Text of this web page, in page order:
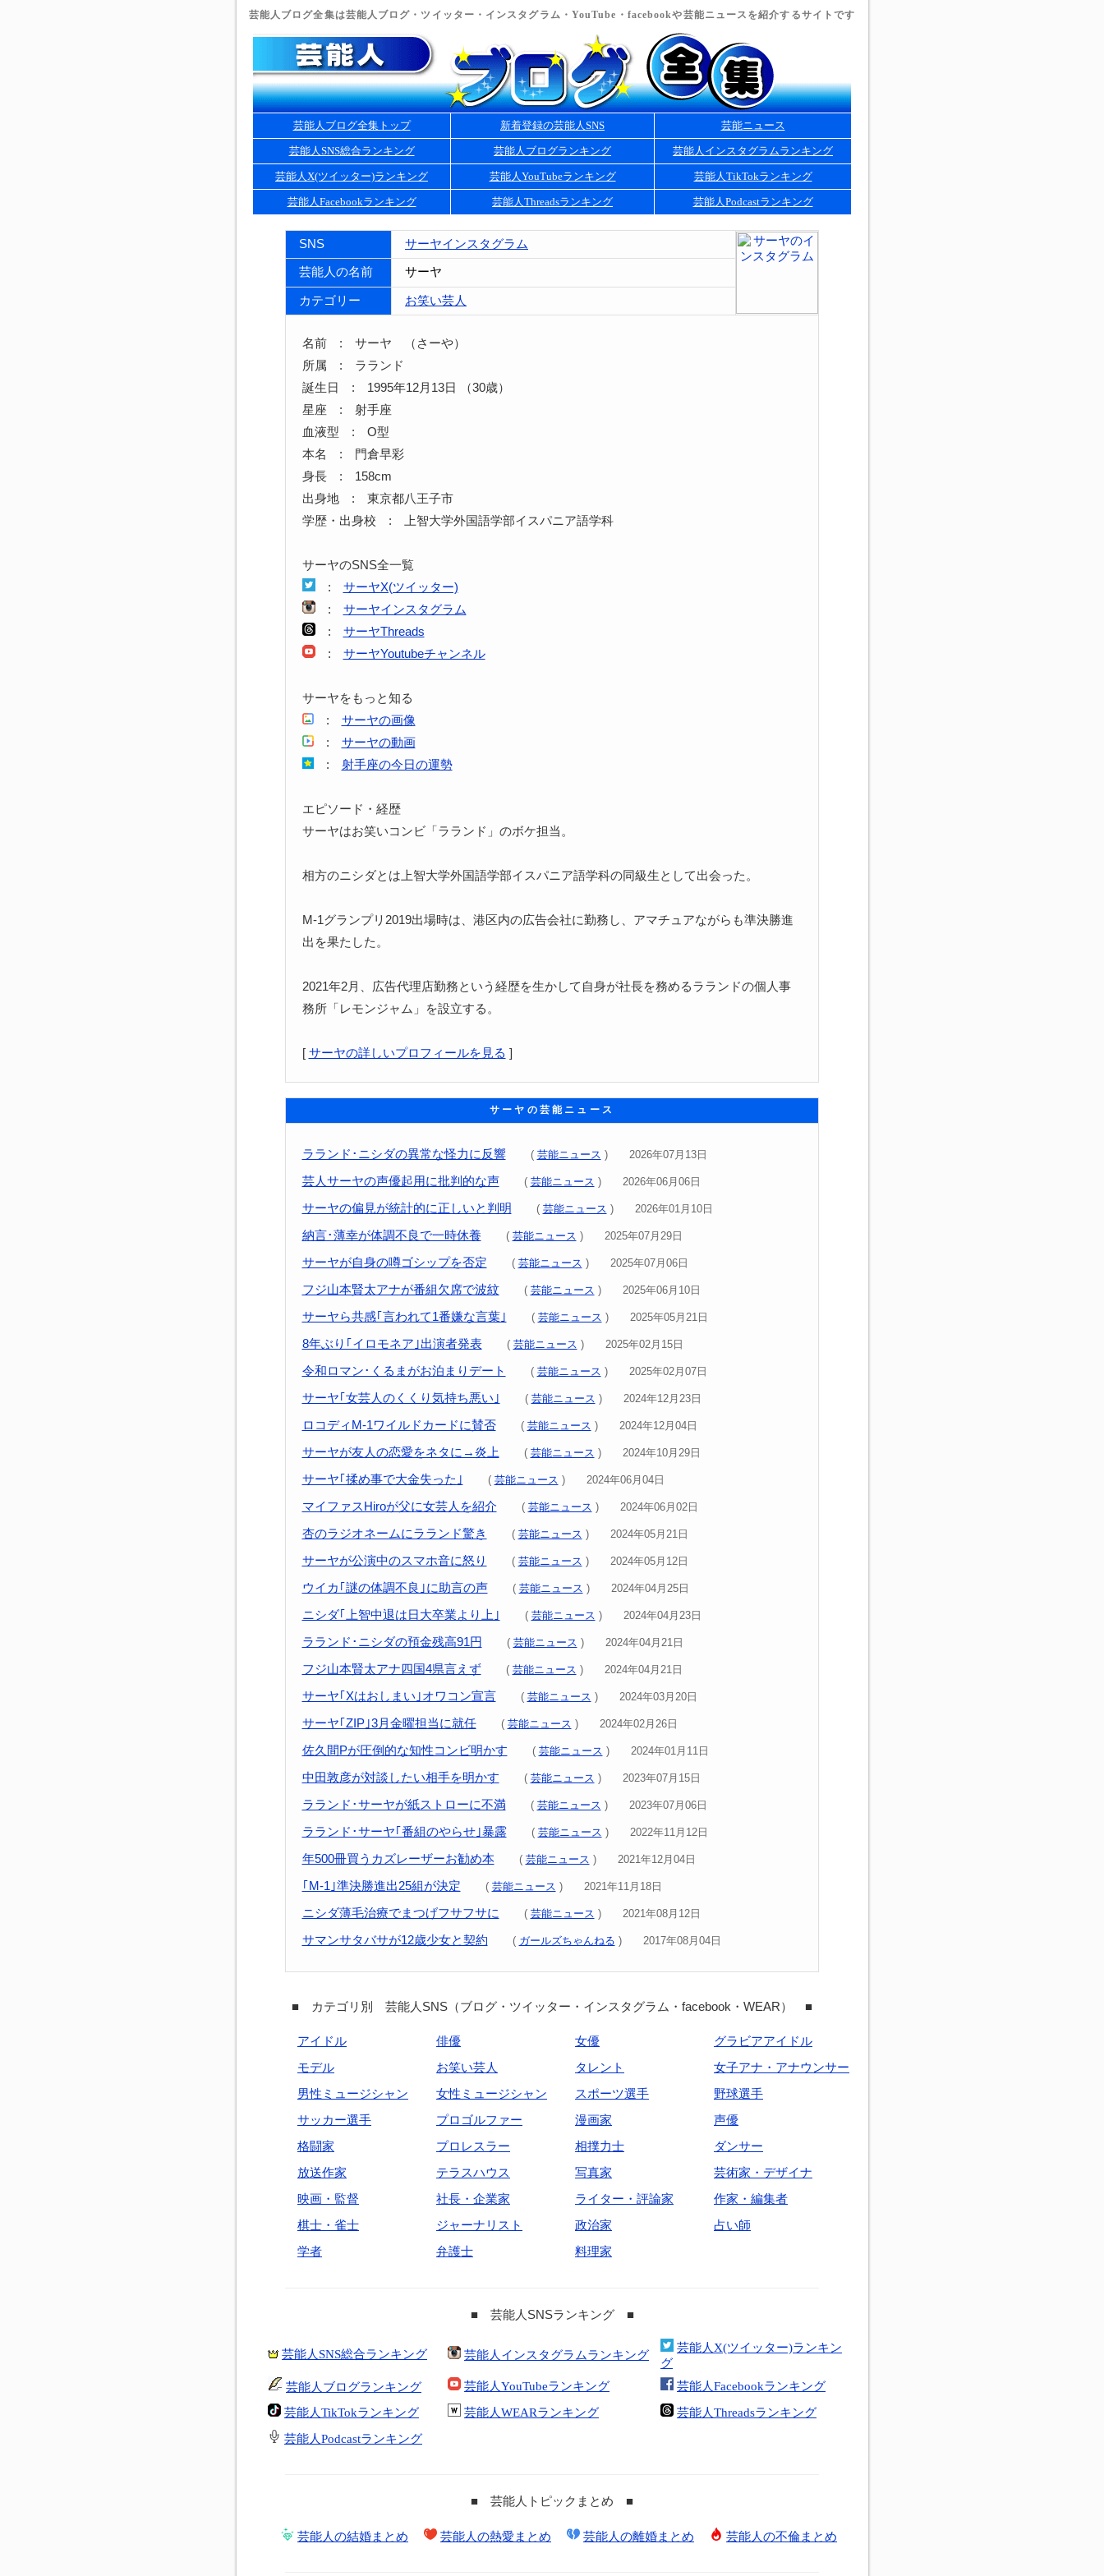
芸能人ブログ全集は芸能人ブログ・ツイッター・インスタグラム・YouTube・facebookや芸能ニュースを紹介するサイトです
芸能人ブログ全集トップ 新着登録の芸能人SNS 芸能ニュース
芸能人SNS総合ランキング 芸能人ブログランキング 芸能人インスタグラムランキング
芸能人X(ツイッター)ランキング 芸能人YouTubeランキング 芸能人TikTokランキング
芸能人Facebookランキング 芸能人Threadsランキング 芸能人Podcastランキング
SNS サーヤインスタグラム
芸能人の名前 サーヤ
カテゴリー お笑い芸人
名前 : サーヤ （さーや）
所属 : ラランド
誕生日 : 1995年12月13日 （30歳）
星座 : 射手座
血液型 : O型
本名 : 門倉早彩
身長 : 158cm
出身地 : 東京都八王子市
学歴・出身校 : 上智大学外国語学部イスパニア語学科
サーヤのSNS全一覧
: サーヤX(ツイッター)
: サーヤインスタグラム
: サーヤThreads
: サーヤYoutubeチャンネル
サーヤをもっと知る
: サーヤの画像
: サーヤの動画
: 射手座の今日の運勢
エピソード・経歴
サーヤはお笑いコンビ「ラランド」のボケ担当。
相方のニシダとは上智大学外国語学部イスパニア語学科の同級生として出会った。
M-1グランプリ2019出場時は、港区内の広告会社に勤務し、アマチュアながらも準決勝進
出を果たした。
2021年2月、広告代理店勤務という経歴を生かして自身が社長を務めるラランドの個人事
務所「レモンジャム」を設立する。
[ サーヤの詳しいプロフィールを見る ]
サーヤの芸能ニュース
ラランド･ニシダの異常な怪力に反響 ( 芸能ニュース ) 2026年07月13日
芸人サーヤの声優起用に批判的な声 ( 芸能ニュース ) 2026年06月06日
サーヤの偏見が統計的に正しいと判明 ( 芸能ニュース ) 2026年01月10日
納言･薄幸が体調不良で一時休養 ( 芸能ニュース ) 2025年07月29日
サーヤが自身の噂ゴシップを否定 ( 芸能ニュース ) 2025年07月06日
フジ山本賢太アナが番組欠席で波紋 ( 芸能ニュース ) 2025年06月10日
サーヤら共感｢言われて1番嫌な言葉｣ ( 芸能ニュース ) 2025年05月21日
8年ぶり｢イロモネア｣出演者発表 ( 芸能ニュース ) 2025年02月15日
令和ロマン･くるまがお泊まりデート ( 芸能ニュース ) 2025年02月07日
サーヤ｢女芸人のくくり気持ち悪い｣ ( 芸能ニュース ) 2024年12月23日
ロコディM-1ワイルドカードに賛否 ( 芸能ニュース ) 2024年12月04日
サーヤが友人の恋愛をネタに→炎上 ( 芸能ニュース ) 2024年10月29日
サーヤ｢揉め事で大金失った｣ ( 芸能ニュース ) 2024年06月04日
マイファスHiroが父に女芸人を紹介 ( 芸能ニュース ) 2024年06月02日
杏のラジオネームにラランド驚き ( 芸能ニュース ) 2024年05月21日
サーヤが公演中のスマホ音に怒り ( 芸能ニュース ) 2024年05月12日
ウイカ｢謎の体調不良｣に助言の声 ( 芸能ニュース ) 2024年04月25日
ニシダ｢上智中退は日大卒業より上｣ ( 芸能ニュース ) 2024年04月23日
ラランド･ニシダの預金残高91円 ( 芸能ニュース ) 2024年04月21日
フジ山本賢太アナ四国4県言えず ( 芸能ニュース ) 2024年04月21日
サーヤ｢Xはおしまい｣オワコン宣言 ( 芸能ニュース ) 2024年03月20日
サーヤ｢ZIP｣3月金曜担当に就任 ( 芸能ニュース ) 2024年02月26日
佐久間Pが圧倒的な知性コンビ明かす ( 芸能ニュース ) 2024年01月11日
中田敦彦が対談したい相手を明かす ( 芸能ニュース ) 2023年07月15日
ラランド･サーヤが紙ストローに不満 ( 芸能ニュース ) 2023年07月06日
ラランド･サーヤ｢番組のやらせ｣暴露 ( 芸能ニュース ) 2022年11月12日
年500冊買うカズレーザーお勧め本 ( 芸能ニュース ) 2021年12月04日
｢M-1｣準決勝進出25組が決定 ( 芸能ニュース ) 2021年11月18日
ニシダ薄毛治療でまつげフサフサに ( 芸能ニュース ) 2021年08月12日
サマンサタバサが12歳少女と契約 ( ガールズちゃんねる ) 2017年08月04日
■ カテゴリ別 芸能人SNS（ブログ・ツイッター・インスタグラム・facebook・WEAR） ■
アイドル 俳優 女優
グラビアアイドル
モデル
お笑い芸人 タレント
女子アナ・アナウンサー
男性ミュージシャン
女性ミュージシャン スポーツ選手
野球選手
サッカー選手
プロゴルファー 漫画家
声優
格闘家
プロレスラー 相撲力士
ダンサー
放送作家
テラスハウス 写真家
芸術家・デザイナ
映画・監督
社長・企業家 ライター・評論家
作家・編集者
棋士・雀士
ジャーナリスト 政治家
占い師
学者
弁護士 料理家
■ 芸能人SNSランキング ■
芸能人SNS総合ランキング 芸能人インスタグラムランキング
芸能人X(ツイッター)ランキン
グ
芸能人ブログランキング
芸能人YouTubeランキング
芸能人Facebookランキング
芸能人TikTokランキング
芸能人WEARランキング
芸能人Threadsランキング
芸能人Podcastランキング
■ 芸能人トピックまとめ ■
芸能人の結婚まとめ 芸能人の熱愛まとめ 芸能人の離婚まとめ 芸能人の不倫まとめ